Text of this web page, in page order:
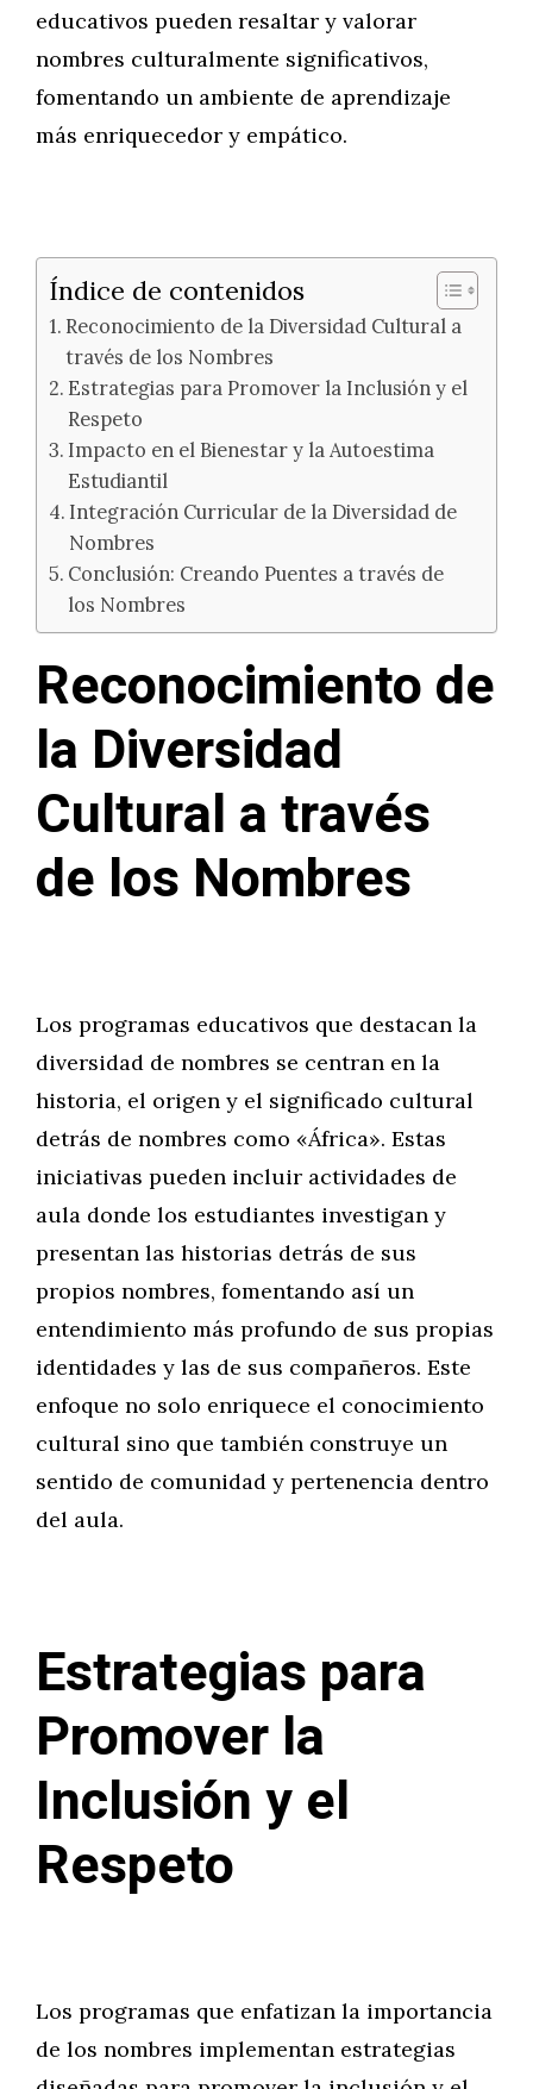
educativos pueden resaltar y valorar
nombres culturalmente significativos,
fomentando un ambiente de aprendizaje
más enriquecedor y empático.
Índice de contenidos
Reconocimiento de la Diversidad Cultural a
través de los Nombres
Estrategias para Promover la Inclusión y el
Respeto
Impacto en el Bienestar y la Autoestima
Estudiantil
Integración Curricular de la Diversidad de
Nombres
Conclusión: Creando Puentes a través de
los Nombres
Reconocimiento de
la Diversidad
Cultural a través
de los Nombres
Los programas educativos que destacan la
diversidad de nombres se centran en la
historia, el origen y el significado cultural
detrás de nombres como «África». Estas
iniciativas pueden incluir actividades de
aula donde los estudiantes investigan y
presentan las historias detrás de sus
propios nombres, fomentando así un
entendimiento más profundo de sus propias
identidades y las de sus compañeros. Este
enfoque no solo enriquece el conocimiento
cultural sino que también construye un
sentido de comunidad y pertenencia dentro
del aula.
Estrategias para
Promover la
Inclusión y el
Respeto
Los programas que enfatizan la importancia
de los nombres implementan estrategias